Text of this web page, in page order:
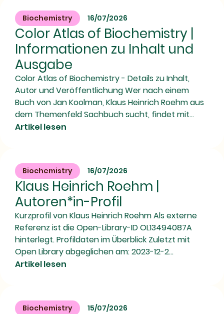
Biochemistry 16/07/2026
Color Atlas of Biochemistry |
Informationen zu Inhalt und
Ausgabe
Color Atlas of Biochemistry - Details zu Inhalt,
Autor und Veröffentlichung Wer nach einem
Buch von Jan Koolman, Klaus Heinrich Roehm aus
dem Themenfeld Sachbuch sucht, findet mit...
Artikel lesen
Biochemistry 16/07/2026
Klaus Heinrich Roehm |
Autoren*in-Profil
Kurzprofil von Klaus Heinrich Roehm Als externe
Referenz ist die Open-Library-ID OL13494087A
hinterlegt. Profildaten im Überblick Zuletzt mit
Open Library abgeglichen am: 2023-12-2...
Artikel lesen
Biochemistry 15/07/2026